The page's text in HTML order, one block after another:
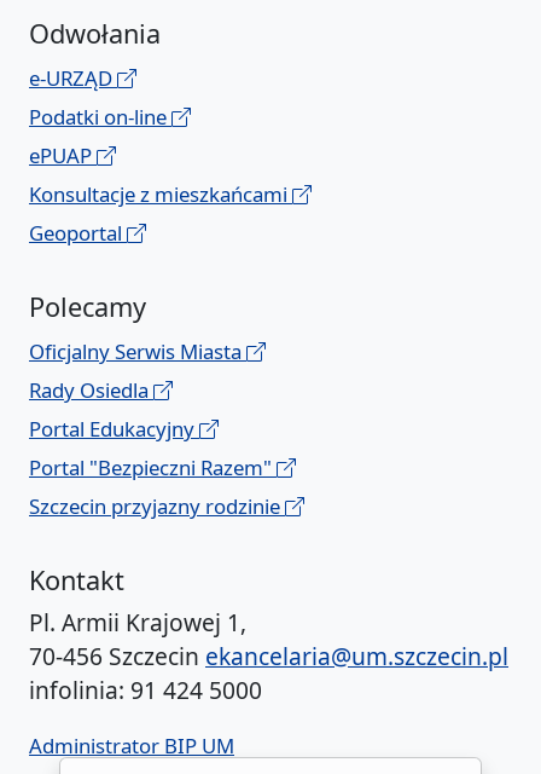
Odwołania
e-URZĄD
Podatki on-line
ePUAP
Konsultacje z mieszkańcami
Geoportal
Polecamy
Oficjalny Serwis Miasta
Rady Osiedla
Portal Edukacyjny
Portal "Bezpieczni Razem"
Szczecin przyjazny rodzinie
Kontakt
Pl. Armii Krajowej 1,
70-456 Szczecin ekancelaria@um.szczecin.pl
infolinia: 91 424 5000
Administrator BIP UM